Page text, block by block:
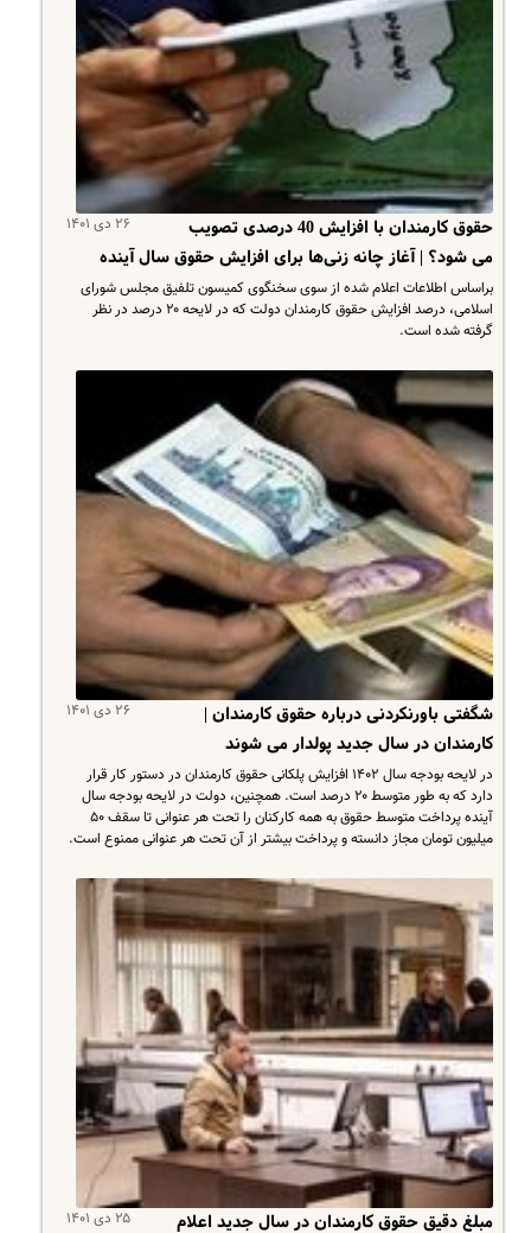
۲۶ دی ۱۴۰۱
حقوق کارمندان با افزایش 40 درصدی تصویب
می شود؟ | آغاز چانه زنی‌ها برای افزایش حقوق سال آینده
براساس اطلاعات اعلام شده از سوی سخنگوی کمیسون تلفیق مجلس شورای
اسلامی، درصد افزایش حقوق کارمندان دولت که در لایحه ۲۰ درصد در نظر
گرفته شده است.
۲۶ دی ۱۴۰۱
شگفتی باورنکردنی درباره حقوق کارمندان |
کارمندان در سال جدید پولدار می شوند
در لایحه بودجه سال ۱۴۰۲ افزایش پلکانی حقوق کارمندان در دستور کار قرار
دارد که به طور متوسط ۲۰ درصد است. همچنین، دولت در لایحه بودجه سال
آینده پرداخت متوسط حقوق به همه کارکنان را تحت هر عنوانی تا سقف ۵۰
میلیون تومان مجاز دانسته و پرداخت بیشتر از آن تحت هر عنوانی ممنوع است.
۲۵ دی ۱۴۰۱ مبلغ دقیق حقوق کارمندان در سال جدید اعلام